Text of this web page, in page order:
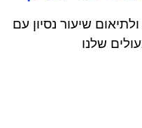
שיעור נסיון עם
שלנו